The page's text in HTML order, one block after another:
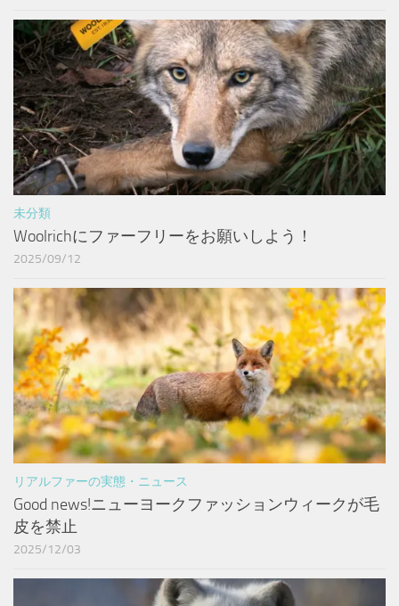
未分類
Woolrichにファーフリーをお願いしよう！
2025/09/12
リアルファーの実態・ニュース
Good news!ニューヨークファッションウィークが毛
皮を禁止
2025/12/03